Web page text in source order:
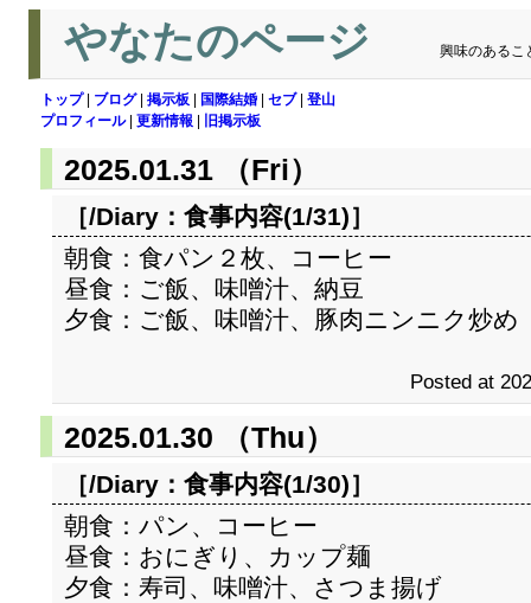
やなたのページ 興味のあるこ
トップ| ブログ| 掲示板 国際結婚 セブ| 登山
プロフィール| 更新情報 旧掲示板
2025.01.31 （Fri）
［/Diary： 食事内容(1/31)］
朝食：食パン２枚、コーヒー
昼食：ご飯、味噌汁、納豆
夕食：ご飯、味噌汁、豚肉ニンニク炒め
Posted at
2025.01.30 （Thu）
［/Diary： 食事内容(1/30)］
朝食：パン、コーヒー
昼食：おにぎり、カップ麺
夕食：寿司、味噌汁、さつま揚げ